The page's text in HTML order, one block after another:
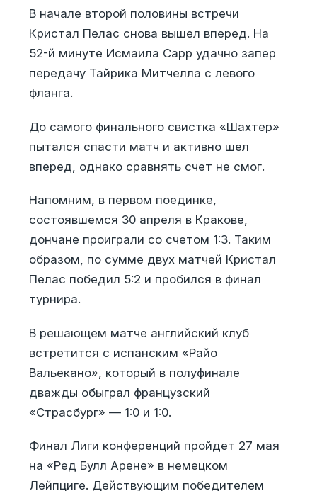
В начале второй половины встречи
Кристал Пелас снова вышел вперед. На
52-й минуте Исмаила Сарр удачно запер
передачу Тайрика Митчелла с левого
фланга.
До самого финального свистка «Шахтер»
пытался спасти матч и активно шел
вперед, однако сравнять счет не смог.
Напомним, в первом поединке,
состоявшемся 30 апреля в Кракове,
дончане проиграли со счетом 1:3. Таким
образом, по сумме двух матчей Кристал
Пелас победил 5:2 и пробился в финал
турнира.
В решающем матче английский клуб
встретится с испанским «Райо
Вальекано», который в полуфинале
дважды обыграл французский
«Страсбург» — 1:0 и 1:0.
Финал Лиги конференций пройдет 27 мая
на «Ред Булл Арене» в немецком
Лейпциге. Действующим победителем